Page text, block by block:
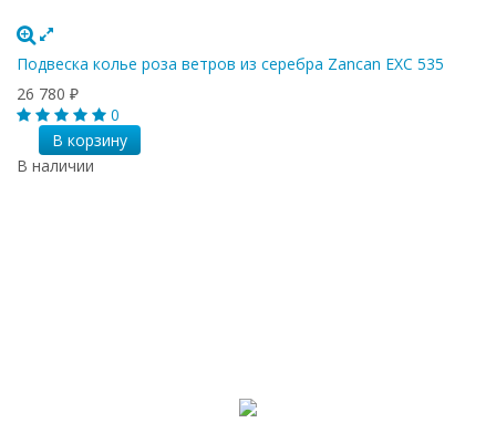
Подвеска колье роза ветров из серебра Zancan EXC 535
26 780 ₽
0
В корзину
В наличии